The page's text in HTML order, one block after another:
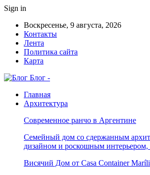
Sign in
Воскресенье, 9 августа, 2026
Контакты
Лента
Политика сайта
Карта
Блог -
Главная
Архитектура
Современное ранчо в Аргентине
Семейный дом со сдержанным
дизайном и роскошным интерьером,
Висячий Дом от Casa Container